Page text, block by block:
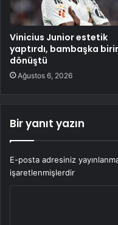
Vinicius Junior estetik
yaptırdı, bambaşka
dönüştü
Ağustos 6, 2026
Bir yanıt yazın
E-posta adresiniz
işaretlenmişlerdir